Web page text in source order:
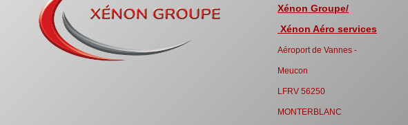
Xénon Groupe/
Xénon Aéro services
Aéroport de Vannes -
Meucon
LFRV 56250
MONTERBLANC